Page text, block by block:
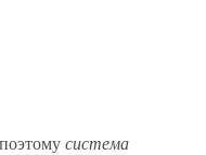
система